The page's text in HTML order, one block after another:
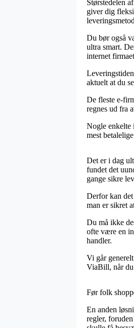
Størstedelen
giver dig
Du bør også
ultra smart.
internet
aktuelt at du
De fleste e-
regnes ud fra
Nogle enkelte
mest
Det er i dag
fundet det
gange sikre
Derfor kan
man er sikret
Du må ikke
ofte være en
handler.
Vi går
ViaBill, når du
Før folk
En anden
regler,